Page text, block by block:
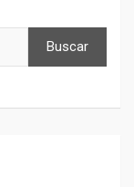
Buscar